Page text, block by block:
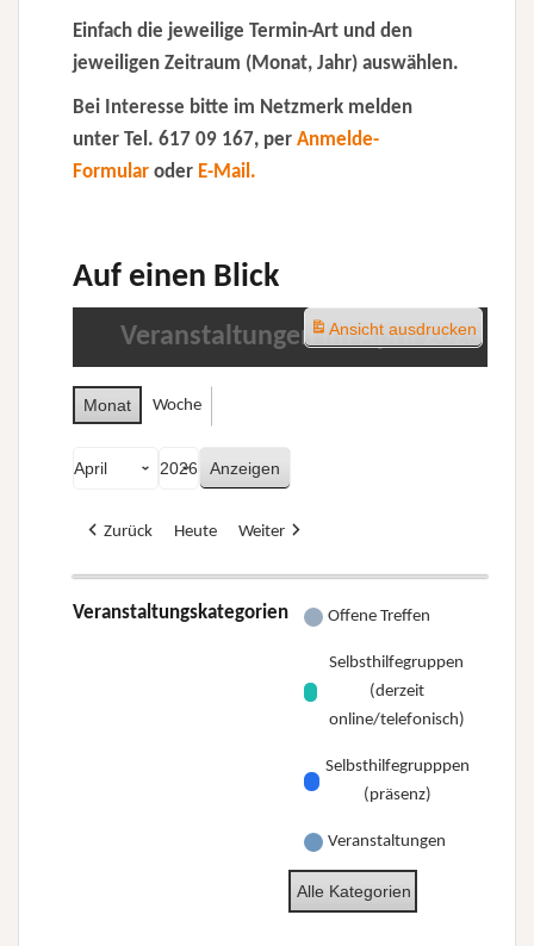
Einfach die jeweilige Termin-Art und den
jeweiligen Zeitraum (Monat, Jahr) auswählen.
Bei Interesse bitte im Netzmerk melden
unter Tel. 617 09 167, per Anmelde-
Formular oder E-Mail.
Auf einen Blick
Veranstaltungen im April 2026
Monat Woche
Monat
Jahr
Zurück Heute Weiter
Veranstaltungskategorien Offene Treffen
Selbsthilfegruppen
(derzeit
online/telefonisch)
Selbsthilfegrupppen
(präsenz)
Veranstaltungen
Alle Kategorien
Ansichtausdrucken